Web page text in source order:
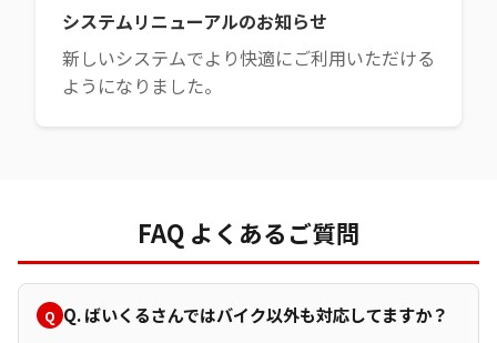
システムリニューアルのお知らせ
新しいシステムでより快適にご利用いただける
ようになりました。
FAQ よくあるご質問
Q. ばいくるさんではバイク以外も対応してますか？